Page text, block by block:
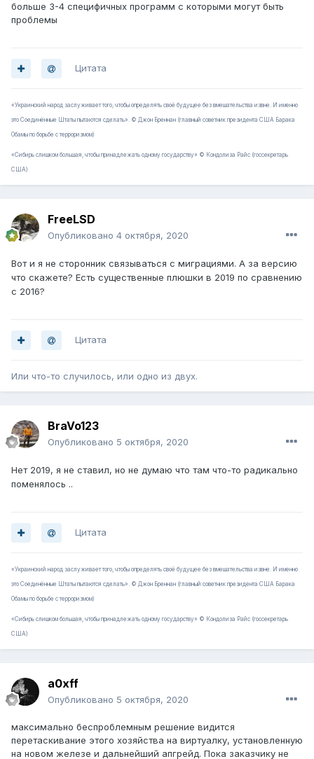
больше 3-4 специфичных программ с которыми могут быть
проблемы
Цитата
«Украинский народ заслуживает того, чтобы определять своё будущее без вмешательства извне. И именно
это Соединённые Штаты пытаются сделать». © Джон Бреннан (главный советник президента США Барака
Обамы по борьбе с терроризмом)
«Сибирь слишком большая, чтобы принадлежать одному государству» © Кондолиза Райс (госсекретарь
США)
FreeLSD
Опубликовано 4 октября, 2020
Вот и я не сторонник связываться с миграциями. А за версию
что скажете? Есть существенные плюшки в 2019 по сравнению
с 2016?
Цитата
Или что-то случилось, или одно из двух.
BraVo123
Опубликовано 5 октября, 2020
Нет 2019, я не ставил, но не думаю что там что-то радикально
поменялось ..
Цитата
«Украинский народ заслуживает того, чтобы определять своё будущее без вмешательства извне. И именно
это Соединённые Штаты пытаются сделать». © Джон Бреннан (главный советник президента США Барака
Обамы по борьбе с терроризмом)
«Сибирь слишком большая, чтобы принадлежать одному государству» © Кондолиза Райс (госсекретарь
США)
a0xff
Опубликовано 5 октября, 2020
максимально беспроблемным решение видится
перетаскивание этого хозяйства на виртуалку, установленную
на новом железе и дальнейший апгрейд. Пока заказчику не